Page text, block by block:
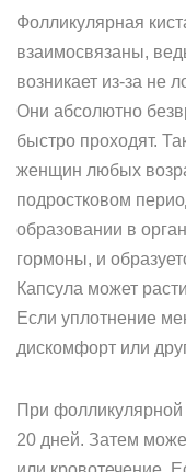
Фолликулярная
взаимосвязаны,
возникает из-за не
Они абсолютно
быстро проходят.
женщин любых
подростковом
образовании в
гормоны, и
Капсула может
Если уплотнение
дискомфорт или
При фолликулярной
20 дней. Затем